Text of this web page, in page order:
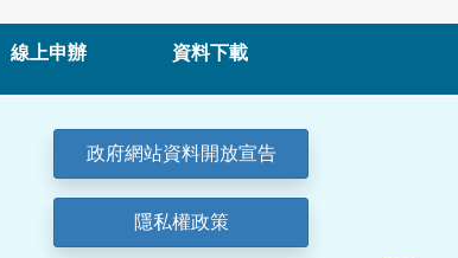
線上申辦 資料下載
政府網站資料開放宣告
隱私權政策